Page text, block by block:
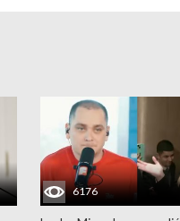
6176